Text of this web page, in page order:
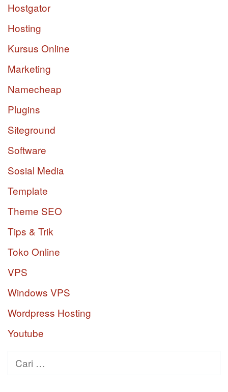
Hostgator
Hosting
Kursus Online
Marketing
Namecheap
Plugins
Siteground
Software
Sosial Media
Template
Theme SEO
Tips & Trik
Toko Online
VPS
Windows VPS
Wordpress Hosting
Youtube
Cari